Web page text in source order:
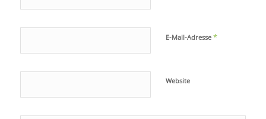
E-Mail-Adresse *
Website